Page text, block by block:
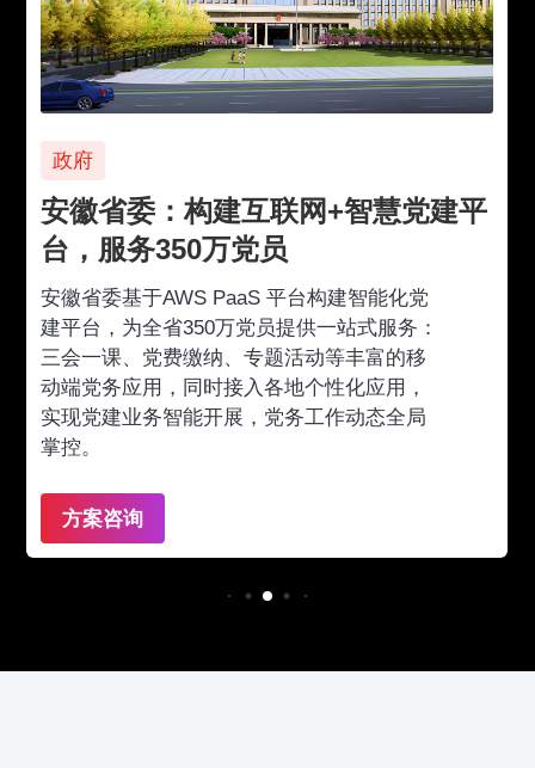
政府
安徽省委：构建互联网+智慧党建平
台，服务350万党员
安徽省委基于AWS PaaS 平台构建智能化党
建平台，为全省350万党员提供一站式服务：
三会一课、党费缴纳、专题活动等丰富的移
动端党务应用，同时接入各地个性化应用，
实现党建业务智能开展，党务工作动态全局
掌控。
方案咨询